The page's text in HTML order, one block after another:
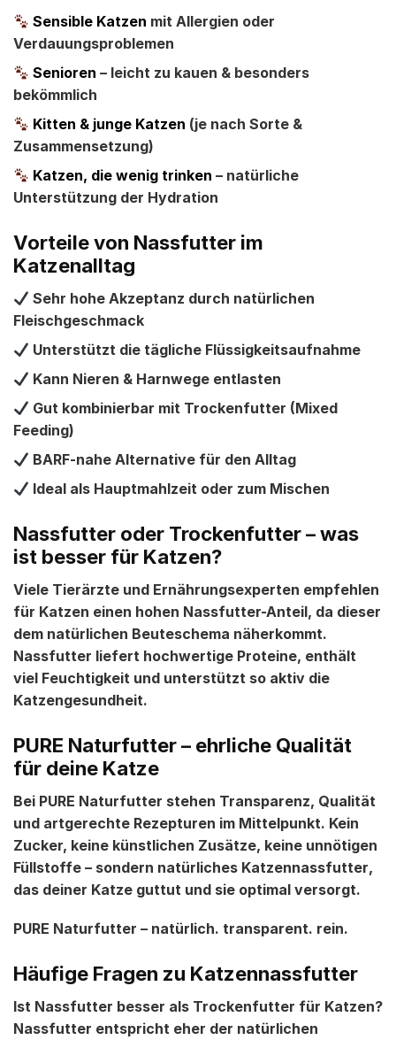
Sensible Katzen mit Allergien oder
Verdauungsproblemen
Senioren – leicht zu kauen & besonders
bekömmlich
Kitten & junge Katzen (je nach Sorte &
Zusammensetzung)
Katzen, die wenig trinken – natürliche
Unterstützung der Hydration
Vorteile von Nassfutter im
Katzenalltag
Sehr hohe Akzeptanz durch natürlichen
Fleischgeschmack
Unterstützt die tägliche Flüssigkeitsaufnahme
Kann Nieren & Harnwege entlasten
Gut kombinierbar mit Trockenfutter (Mixed
Feeding)
BARF-nahe Alternative für den Alltag
Ideal als Hauptmahlzeit oder zum Mischen
Nassfutter oder Trockenfutter – was
ist besser für Katzen?
Viele Tierärzte und Ernährungsexperten empfehlen
für Katzen einen hohen Nassfutter-Anteil, da dieser
dem natürlichen Beuteschema näherkommt.
Nassfutter liefert hochwertige Proteine, enthält
viel Feuchtigkeit und unterstützt so aktiv die
Katzengesundheit.
PURE Naturfutter – ehrliche Qualität
für deine Katze
Bei PURE Naturfutter stehen Transparenz, Qualität
und artgerechte Rezepturen im Mittelpunkt. Kein
Zucker, keine künstlichen Zusätze, keine unnötigen
Füllstoffe – sondern natürliches Katzennassfutter,
das deiner Katze guttut und sie optimal versorgt.
PURE Naturfutter – natürlich. transparent. rein.
Häufige Fragen zu Katzennassfutter
Ist Nassfutter besser als Trockenfutter für Katzen?
Nassfutter entspricht eher der natürlichen